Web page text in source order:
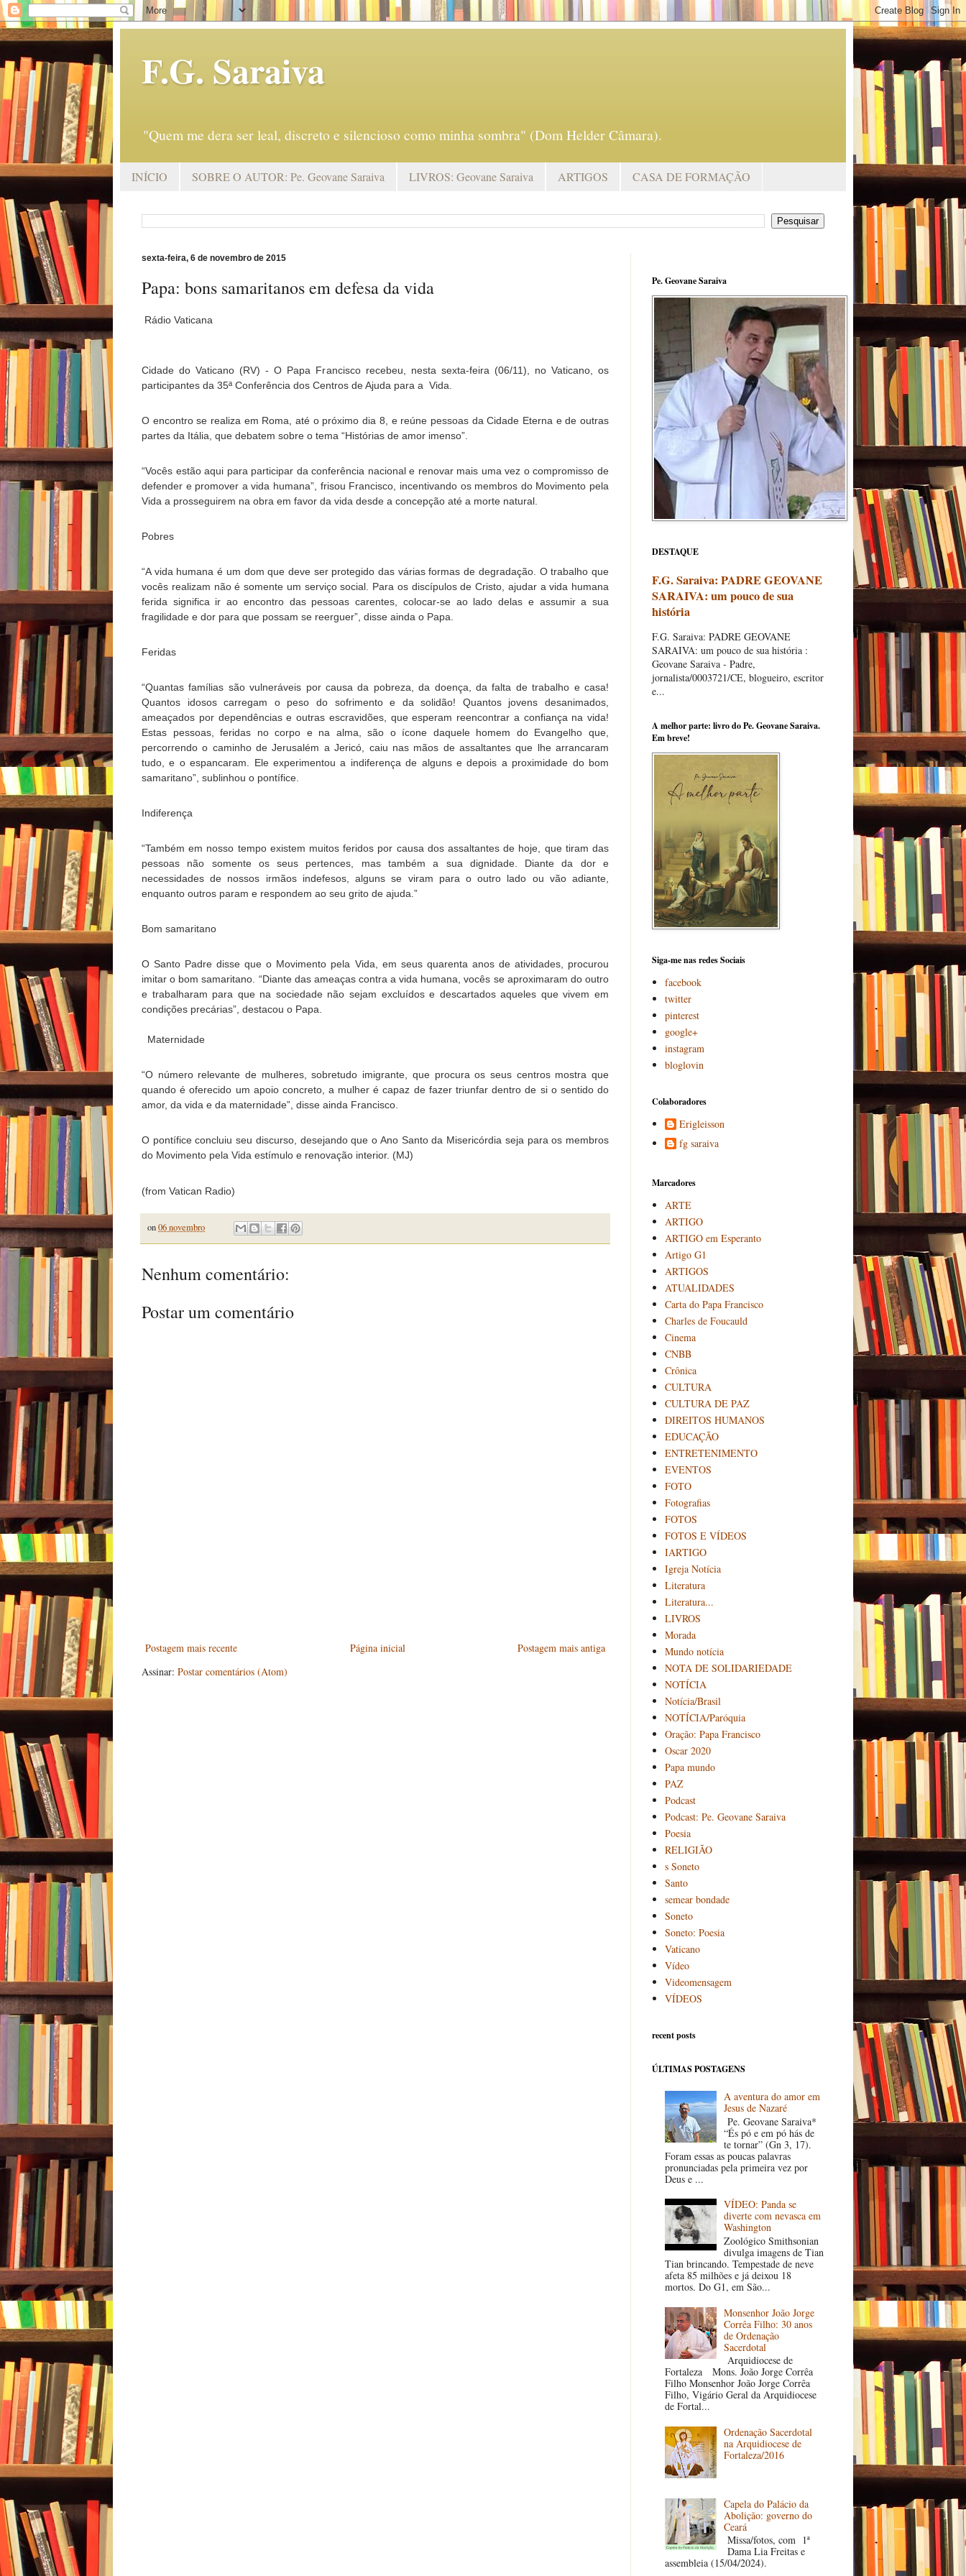
F.G. Saraiva
"Quem me dera ser leal, discreto e silencioso como minha sombra" (Dom Helder Câmara).
INÍCIO SOBRE O AUTOR: Pe. Geovane Saraiva LIVROS: Geovane Saraiva ARTIGOS CASA DE FORMAÇÃO
sexta-feira, 6 de novembro de 2015
Papa: bons samaritanos em defesa da vida
Rádio Vaticana
Cidade do Vaticano (RV) - O Papa Francisco recebeu, nesta sexta-feira (06/11), no Vaticano, os
participantes da 35ª Conferência dos Centros de Ajuda para a Vida.
O encontro se realiza em Roma, até o próximo dia 8, e reúne pessoas da Cidade Eterna e de outras
partes da Itália, que debatem sobre o tema “Histórias de amor imenso”.
“Vocês estão aqui para participar da conferência nacional e renovar mais uma vez o compromisso de
defender e promover a vida humana”, frisou Francisco, incentivando os membros do Movimento pela
Vida a prosseguirem na obra em favor da vida desde a concepção até a morte natural.
Pobres
“A vida humana é um dom que deve ser protegido das várias formas de degradação. O trabalho que
vocês realizam não é somente um serviço social. Para os discípulos de Cristo, ajudar a vida humana
ferida significa ir ao encontro das pessoas carentes, colocar-se ao lado delas e assumir a sua
fragilidade e dor para que possam se reerguer”, disse ainda o Papa.
Feridas
“Quantas famílias são vulneráveis por causa da pobreza, da doença, da falta de trabalho e casa!
Quantos idosos carregam o peso do sofrimento e da solidão! Quantos jovens desanimados,
ameaçados por dependências e outras escravidões, que esperam reencontrar a confiança na vida!
Estas pessoas, feridas no corpo e na alma, são o ícone daquele homem do Evangelho que,
percorrendo o caminho de Jerusalém a Jericó, caiu nas mãos de assaltantes que lhe arrancaram
tudo, e o espancaram. Ele experimentou a indiferença de alguns e depois a proximidade do bom
samaritano”, sublinhou o pontífice.
Indiferença
“Também em nosso tempo existem muitos feridos por causa dos assaltantes de hoje, que tiram das
pessoas não somente os seus pertences, mas também a sua dignidade. Diante da dor e
necessidades de nossos irmãos indefesos, alguns se viram para o outro lado ou vão adiante,
enquanto outros param e respondem ao seu grito de ajuda.”
Bom samaritano
O Santo Padre disse que o Movimento pela Vida, em seus quarenta anos de atividades, procurou
imitar o bom samaritano. “Diante das ameaças contra a vida humana, vocês se aproximaram do outro
e trabalharam para que na sociedade não sejam excluídos e descartados aqueles que vivem em
condições precárias”, destacou o Papa.
Maternidade
“O número relevante de mulheres, sobretudo imigrante, que procura os seus centros mostra que
quando é oferecido um apoio concreto, a mulher é capaz de fazer triunfar dentro de si o sentido do
amor, da vida e da maternidade”, disse ainda Francisco.
O pontífice concluiu seu discurso, desejando que o Ano Santo da Misericórdia seja para os membros
do Movimento pela Vida estímulo e renovação interior. (MJ)
(from Vatican Radio)
on06 novembro
Nenhum comentário:
Postar um comentário
Postagem mais recente Postagem mais antiga
Página inicial
Assinar: Postar comentários (Atom)
Pe. Geovane Saraiva
DESTAQUE
F.G. Saraiva: PADRE GEOVANE
SARAIVA: um pouco de sua
história
F.G. Saraiva: PADRE GEOVANE
SARAIVA: um pouco de sua história :
Geovane Saraiva - Padre,
jornalista/0003721/CE, blogueiro, escritor
e...
A melhor parte: livro do Pe. Geovane Saraiva.
Em breve!
Siga-me nas redes Sociais
facebook
twitter
pinterest
google+
instagram
bloglovin
Colaboradores
Erigleisson
fg saraiva
Marcadores
ARTE
ARTIGO
ARTIGO em Esperanto
Artigo G1
ARTIGOS
ATUALIDADES
Carta do Papa Francisco
Charles de Foucauld
Cinema
CNBB
Crônica
CULTURA
CULTURA DE PAZ
DIREITOS HUMANOS
EDUCAÇÃO
ENTRETENIMENTO
EVENTOS
FOTO
Fotografias
FOTOS
FOTOS E VÍDEOS
IARTIGO
Igreja Notícia
Literatura
Literatura...
LIVROS
Morada
Mundo notícia
NOTA DE SOLIDARIEDADE
NOTÍCIA
Notícia/Brasil
NOTÍCIA/Paróquia
Oração: Papa Francisco
Oscar 2020
Papa mundo
PAZ
Podcast
Podcast: Pe. Geovane Saraiva
Poesia
RELIGIÃO
s Soneto
Santo
semear bondade
Soneto
Soneto: Poesia
Vaticano
Vídeo
Videomensagem
VÍDEOS
recent posts
ÚLTIMAS POSTAGENS
A aventura do amor em
Jesus de Nazaré
Pe. Geovane Saraiva*
“És pó e em pó hás de
te tornar” (Gn 3, 17).
Foram essas as poucas palavras
pronunciadas pela primeira vez por
Deus e ...
VÍDEO: Panda se
diverte com nevasca em
Washington
Zoológico Smithsonian
divulga imagens de Tian
Tian brincando. Tempestade de neve
afeta 85 milhões e já deixou 18
mortos. Do G1, em São...
Monsenhor João Jorge
Corrêa Filho: 30 anos
de Ordenação
Sacerdotal
Arquidiocese de
Fortaleza Mons. João Jorge Corrêa
Filho Monsenhor João Jorge Corrêa
Filho, Vigário Geral da Arquidiocese
de Fortal...
Ordenação Sacerdotal
na Arquidiocese de
Fortaleza/2016
Capela do Palácio da
Abolição: governo do
Ceará
Missa/fotos, com 1ª
Dama Lia Freitas e
assembleia (15/04/2024).